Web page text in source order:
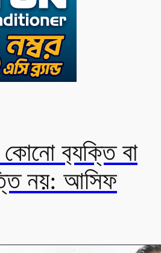
ব‍্যক্তি বা
নয়: আসিফ